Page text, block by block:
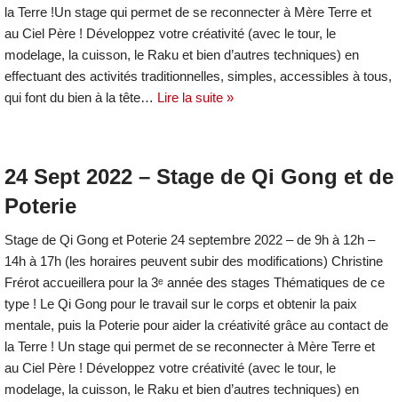
la Terre !Un stage qui permet de se reconnecter à Mère Terre et
au Ciel Père ! Développez votre créativité (avec le tour, le
modelage, la cuisson, le Raku et bien d’autres techniques) en
effectuant des activités traditionnelles, simples, accessibles à tous,
qui font du bien à la tête… Lire la suite »
24 Sept 2022 – Stage de Qi Gong et de
Poterie
Stage de Qi Gong et Poterie 24 septembre 2022 – de 9h à 12h –
14h à 17h (les horaires peuvent subir des modifications) Christine
Frérot accueillera pour la 3ᵉ année des stages Thématiques de ce
type ! Le Qi Gong pour le travail sur le corps et obtenir la paix
mentale, puis la Poterie pour aider la créativité grâce au contact de
la Terre ! Un stage qui permet de se reconnecter à Mère Terre et
au Ciel Père ! Développez votre créativité (avec le tour, le
modelage, la cuisson, le Raku et bien d’autres techniques) en